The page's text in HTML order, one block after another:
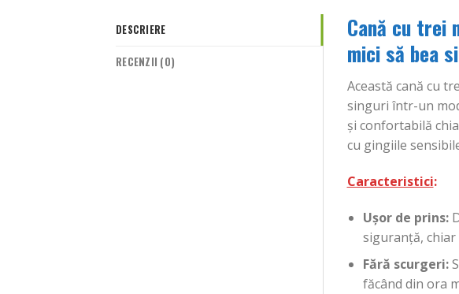
DESCRIERE
RECENZII (0)
Cană cu trei
mici să bea
Această cană cu
singuri într-un
și confortabilă
cu gingiile
Caracteristici:
Ușor de prins:
siguranță, chiar
Fără scurgeri:
făcând din ora